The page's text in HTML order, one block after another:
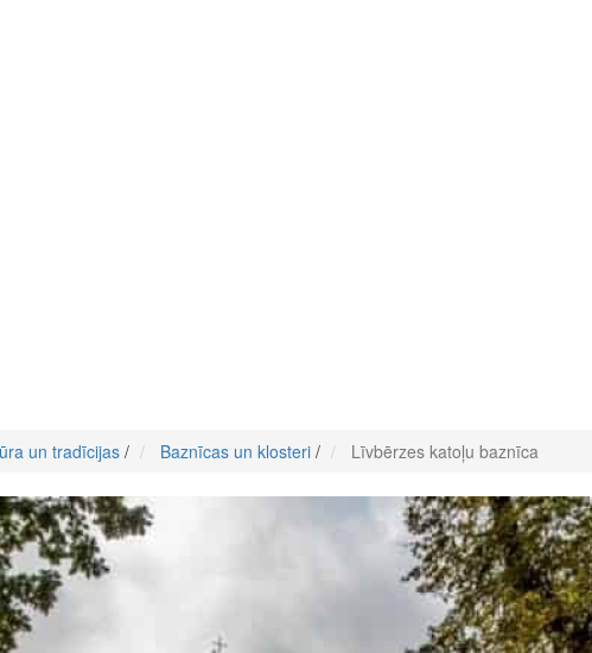
un tradīcijas / Baznīcas un klosteri / Līvbērzes katoļu baznīca